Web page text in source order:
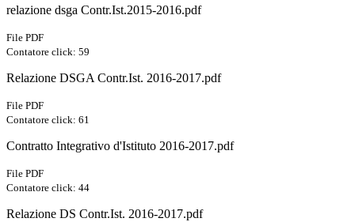
relazione dsga Contr.Ist.2015-2016.pdf
File PDF
Contatore click: 59
Relazione DSGA Contr.Ist. 2016-2017.pdf
File PDF
Contatore click: 61
Contratto Integrativo d'Istituto 2016-2017.pdf
File PDF
Contatore click: 44
Relazione DS Contr.Ist. 2016-2017.pdf